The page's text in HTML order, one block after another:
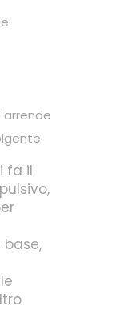
arrende
fa il